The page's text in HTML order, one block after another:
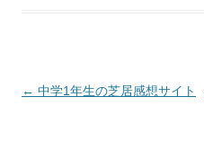
投稿ナビゲーション
← 中学1年生の芝居感想サイト